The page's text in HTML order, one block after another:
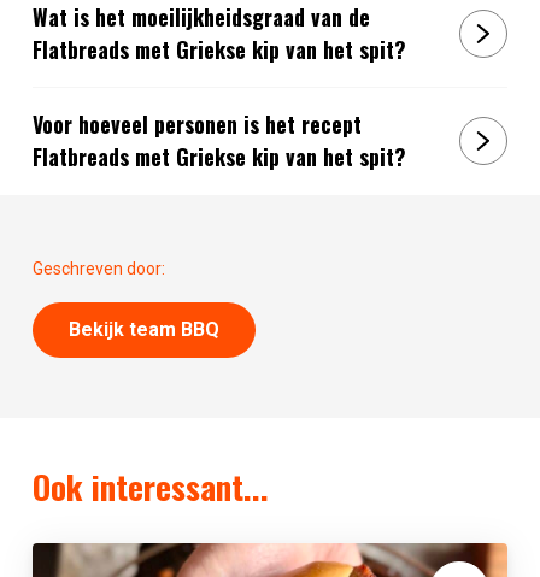
Wat is het moeilijkheidsgraad van de
Flatbreads met Griekse kip van het spit?
Voor hoeveel personen is het recept
Flatbreads met Griekse kip van het spit?
Geschreven door:
Bekijk team BBQ
Ook interessant...